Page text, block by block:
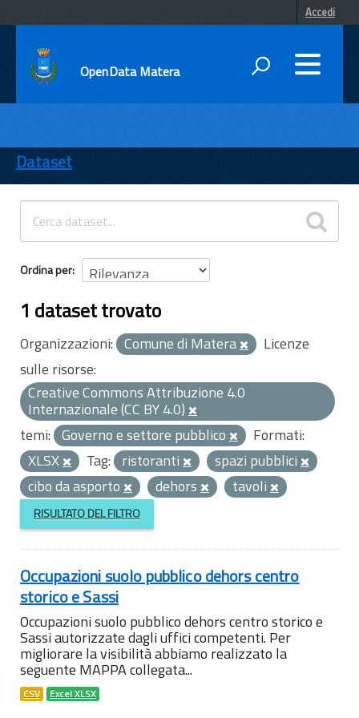
Accedi
OpenData Matera
ENTI
TEMI
INFORMAZIONI
Dataset
Ordina per
1 dataset trovato
Organizzazioni: Comune di Matera
Licenze
sulle risorse:
Creative Commons Attribuzione 4.0
Internazionale (CC BY 4.0)
temi: Governo e settore pubblico
Formati:
XLSX
Tag: ristoranti
spazi pubblici
cibo da asporto
dehors tavoli
RISULTATO DEL FILTRO
Occupazioni suolo pubblico dehors centro
storico e Sassi
Occupazioni suolo pubblico dehors centro storico e
Sassi autorizzate dagli uffici competenti. Per
migliorare la visibilità abbiamo realizzato la
seguente MAPPA collegata...
CSV Excel XLSX